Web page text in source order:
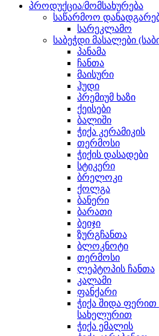
პროდუქცია/მომსახურება
საწარმოო
სარეკლამო
საბეჭდი მასალები
პანამა
ჩანთა
მაისური
ჰუდი
პრემიუმ ხაზი
ქეისები
ბალიში
ჭიქა კერამიკის
თერმოსი
ჭიქის დასადები
სტიკერი
ბრელოკი
ქოლგა
ბანერი
ბარათი
ბეიჯი
ზურგჩანთა
ბლოკნოტი
თერმოსი
ლეპტოპის ჩანთა
კალამი
ფანქარი
ჭიქა შიდა
სახელურით
ჭიქა ემალის